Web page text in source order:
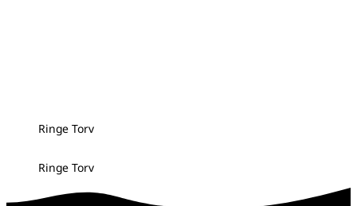
Ringe Torv
Ringe Torv